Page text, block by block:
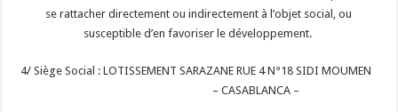
se rattacher directement ou indirectement à l’objet social, ou
susceptible d’en favoriser le développement.
4/ Siège Social : LOTISSEMENT SARAZANE RUE 4 N°18 SIDI MOUMEN
– CASABLANCA –